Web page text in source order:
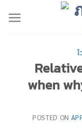
when
POSTED ON